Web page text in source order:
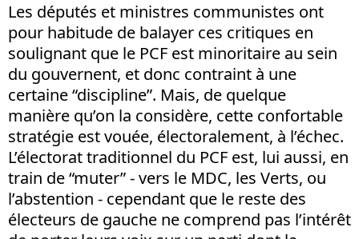
Les députés et ministres communistes ont
pour habitude de balayer ces critiques en
soulignant que le PCF est minoritaire au sein
du gouvernent, et donc contraint à une
certaine “discipline”. Mais, de quelque
manière qu’on la considère, cette confortable
stratégie est vouée, électoralement, à l’échec.
L’électorat traditionnel du PCF est, lui aussi, en
train de “muter” - vers le MDC, les Verts, ou
l’abstention - cependant que le reste des
électeurs de gauche ne comprend pas l’intérêt